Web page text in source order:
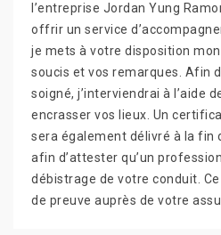
l’entreprise Jordan Yung
offrir un service
je mets à votre disposition
soucis et vos remarques. Afin
soigné, j’interviendrai à l’aide
encrasser vos lieux. Un
sera également délivré à la fin
afin d’attester qu’un
débistrage de votre conduit.
de preuve auprès de votre